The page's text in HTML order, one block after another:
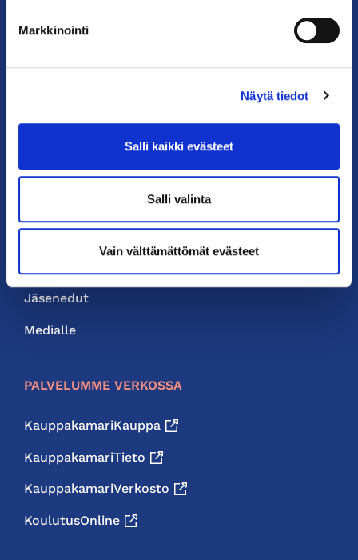
Markkinointi
Näytä tiedot
Salli kaikki evästeet
Salli valinta
Vain välttämättömät evästeet
Liity jäseneksi
Jäsenedut
Medialle
PALVELUMME VERKOSSA
KauppakamariKauppa
KauppakamariTieto
KauppakamariVerkosto
KoulutusOnline